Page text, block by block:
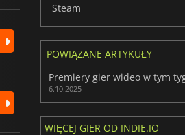
Steam
POWIĄZANE ARTYKUŁY
6.10.2025
WIĘCEJ GIER OD INDIE.IO